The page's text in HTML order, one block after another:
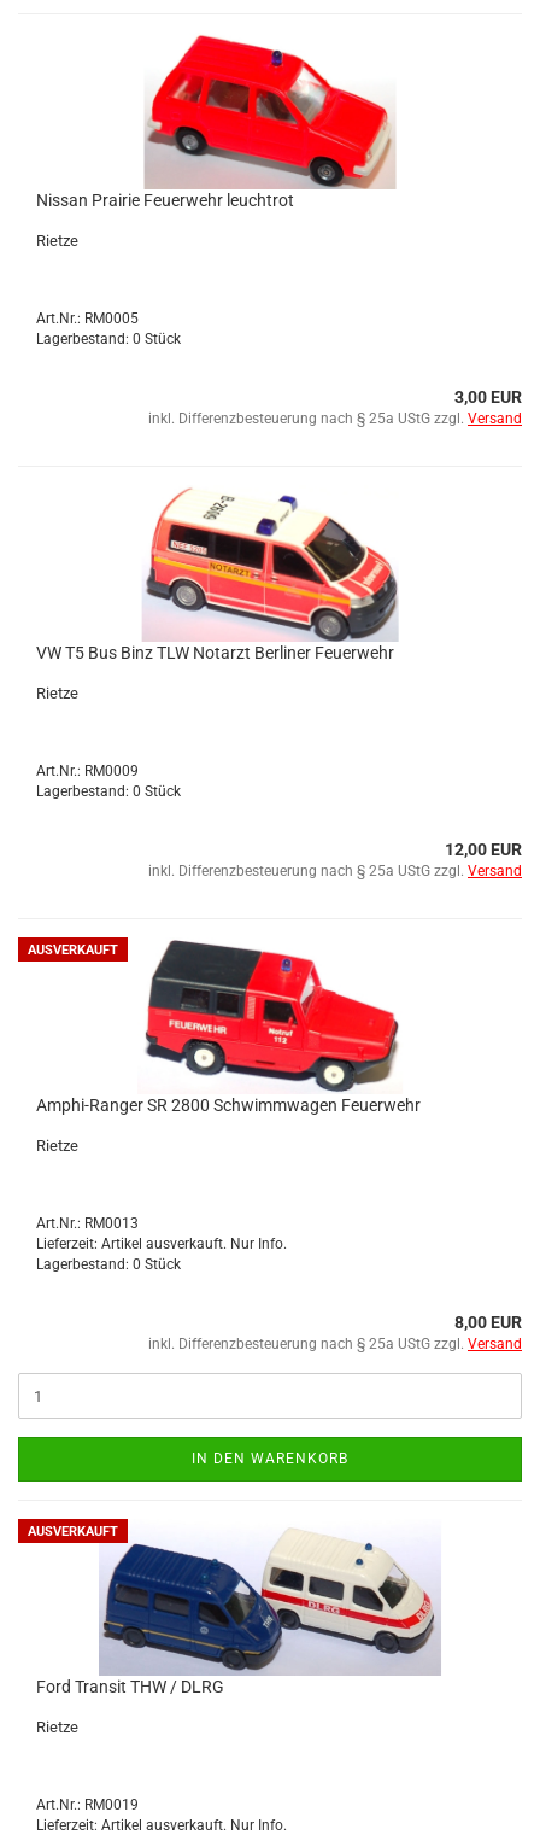
Nis­san Prai­rie Feu­er­wehr leuch­trot
Riet­ze
Art.Nr.: RM0005
Lagerbestand: 0 Stück
3,00 EUR
inkl. Differenzbesteuerung nach § 25a UStG zzgl. Versand
VW T5 Bus Binz TLW Not­arzt Ber­li­ner Feu­er­wehr
Riet­ze
Art.Nr.: RM0009
Lagerbestand: 0 Stück
12,00 EUR
inkl. Differenzbesteuerung nach § 25a UStG zzgl. Versand
AUSVERKAUFT
Amphi-​​Ran­ger SR 2800 Schwimm­wa­gen Feu­er­wehr
Riet­ze
Art.Nr.: RM0013
Lieferzeit: Artikel ausverkauft. Nur Info.
Lagerbestand: 0 Stück
8,00 EUR
inkl. Differenzbesteuerung nach § 25a UStG zzgl. Versand
IN DEN WARENKORB
AUSVERKAUFT
Ford Tran­sit THW / DLRG
Riet­ze
Art.Nr.: RM0019
Lieferzeit: Artikel ausverkauft. Nur Info.